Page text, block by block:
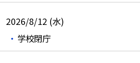
2026/8/12 (水)
学校閉庁